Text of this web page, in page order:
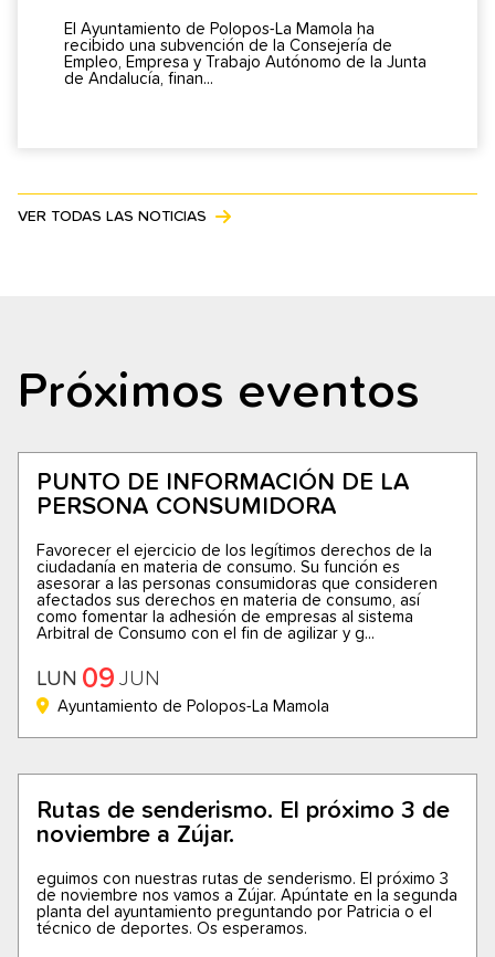
El Ayuntamiento de Polopos-La Mamola ha
recibido una subvención de la Consejería de
Empleo, Empresa y Trabajo Autónomo de la Junta
de Andalucía, finan...
VER TODAS LAS NOTICIAS
Próximos eventos
PUNTO DE INFORMACIÓN DE LA
PERSONA CONSUMIDORA
Favorecer el ejercicio de los legítimos derechos de la
ciudadanía en materia de consumo. Su función es
asesorar a las personas consumidoras que consideren
afectados sus derechos en materia de consumo, así
como fomentar la adhesión de empresas al sistema
Arbitral de Consumo con el fin de agilizar y g...
LUN 09 JUN
Ayuntamiento de Polopos-La Mamola
Rutas de senderismo. El próximo 3 de
noviembre a Zújar.
eguimos con nuestras rutas de senderismo. El próximo 3
de noviembre nos vamos a Zújar. Apúntate en la segunda
planta del ayuntamiento preguntando por Patricia o el
técnico de deportes. Os esperamos.